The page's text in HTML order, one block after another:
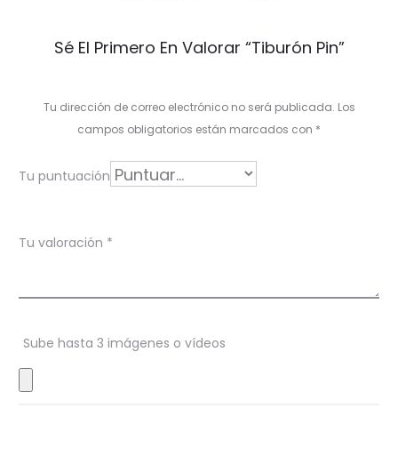
r
i
o
e
s
Sé El Primero En Valorar “Tiburón Pin”
Tu dirección de correo electrónico no será publicada. Los
campos obligatorios están marcados con *
Tu puntuación
Tu valoración *
Sube hasta 3 imágenes o vídeos